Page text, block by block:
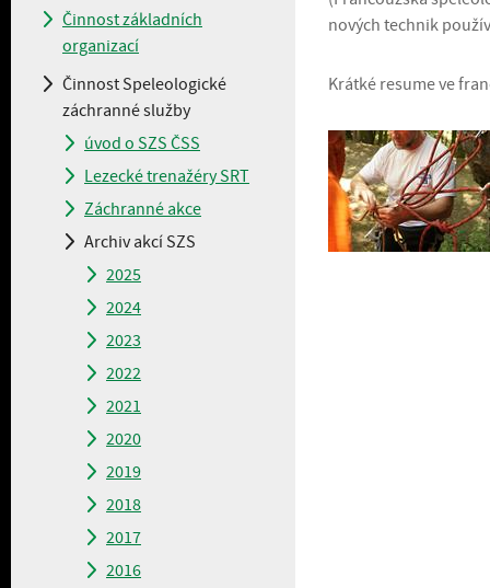
Činnost základních
organizací
Činnost Speleologické
záchranné služby
úvod o SZS ČSS
Lezecké trenažéry SRT
Záchranné akce
Archiv akcí SZS
2025
2024
2023
2022
2021
2020
2019
2018
2017
2016
nových technik
Krátké resume ve